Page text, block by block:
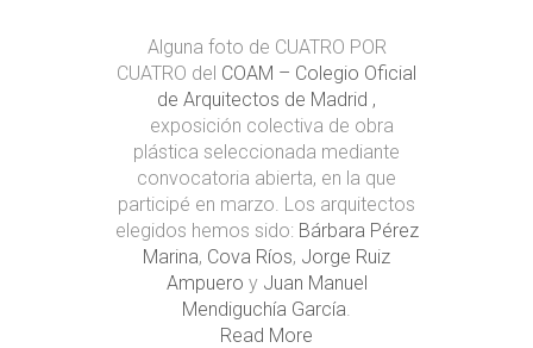
Alguna foto de CUATRO POR
CUATRO del COAM – Colegio Oficial
de Arquitectos de Madrid ,
exposición colectiva de obra
plástica seleccionada mediante
convocatoria abierta, en la que
participé en marzo. Los arquitectos
elegidos hemos sido: Bárbara Pérez
Marina, Cova Ríos, Jorge Ruiz
Ampuero y Juan Manuel
Mendiguchía García.
Read More